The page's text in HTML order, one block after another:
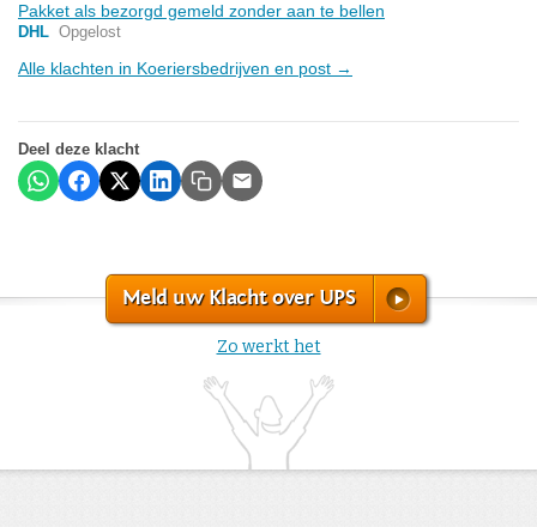
Pakket als bezorgd gemeld zonder aan te bellen
DHL Opgelost
Alle klachten in Koeriersbedrijven en post →
Deel deze klacht
Meld uw Klacht over UPS
Zo werkt het